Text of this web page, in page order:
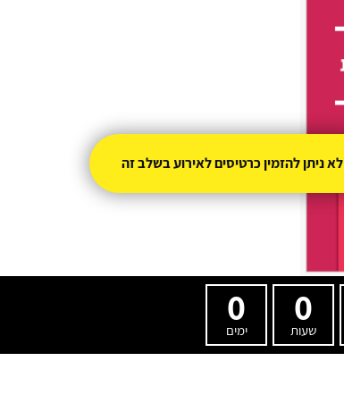
0
שעות
0
ימים
לא ניתן להזמין כרטיסים לאירוע בשלב זה